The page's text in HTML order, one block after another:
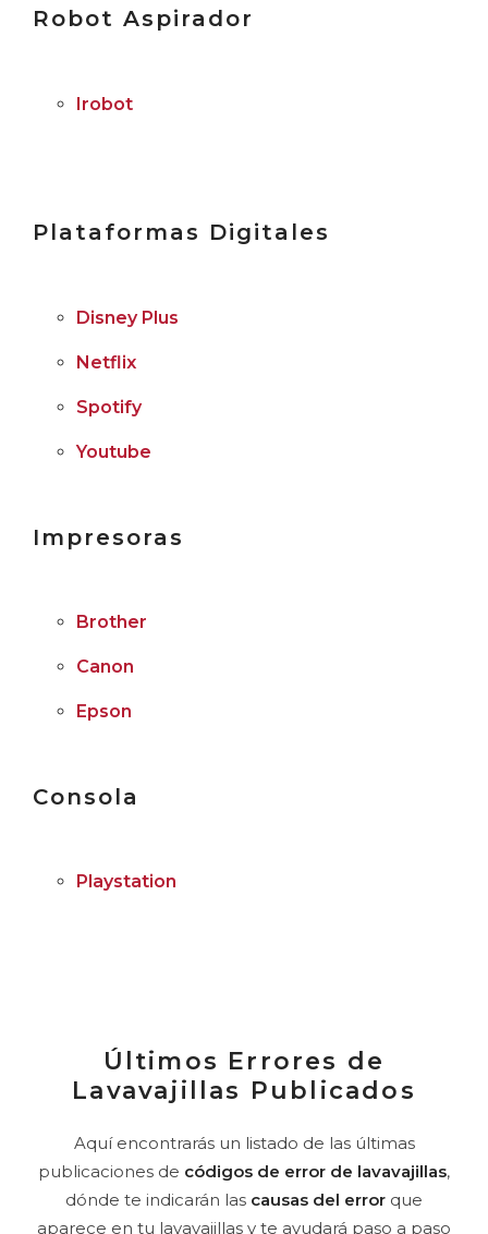
Robot Aspirador
Irobot
Plataformas Digitales
Disney Plus
Netflix
Spotify
Youtube
Impresoras
Brother
Canon
Epson
Consola
Playstation
Últimos Errores de
Lavavajillas Publicados
Aquí encontrarás un listado de las últimas
publicaciones de códigos de error de lavavajillas,
dónde te indicarán las causas del error que
aparece en tu lavavajillas y te ayudará paso a paso